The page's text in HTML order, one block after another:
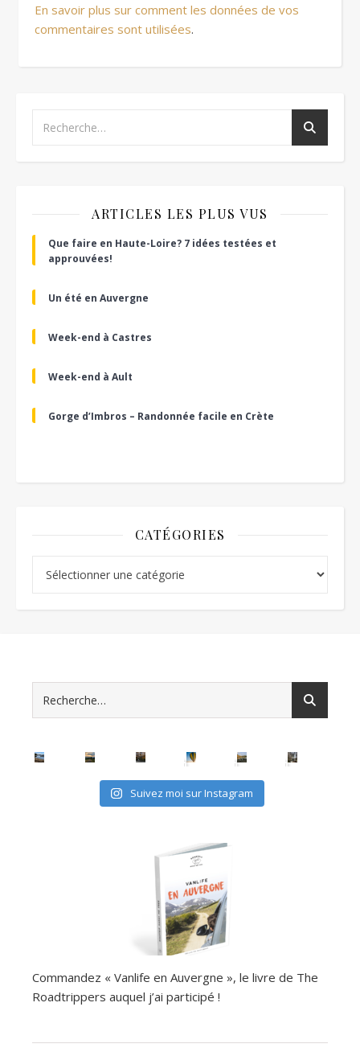
En savoir plus sur comment les données de vos
commentaires sont utilisées.
ARTICLES LES PLUS VUS
Que faire en Haute-Loire? 7 idées testées et
approuvées!
Un été en Auvergne
Week-end à Castres
Week-end à Ault
Gorge d’Imbros – Randonnée facile en Crète
CATÉGORIES
Suivez moi sur Instagram
Commandez « Vanlife en Auvergne », le livre de The
Roadtrippers auquel j’ai participé !